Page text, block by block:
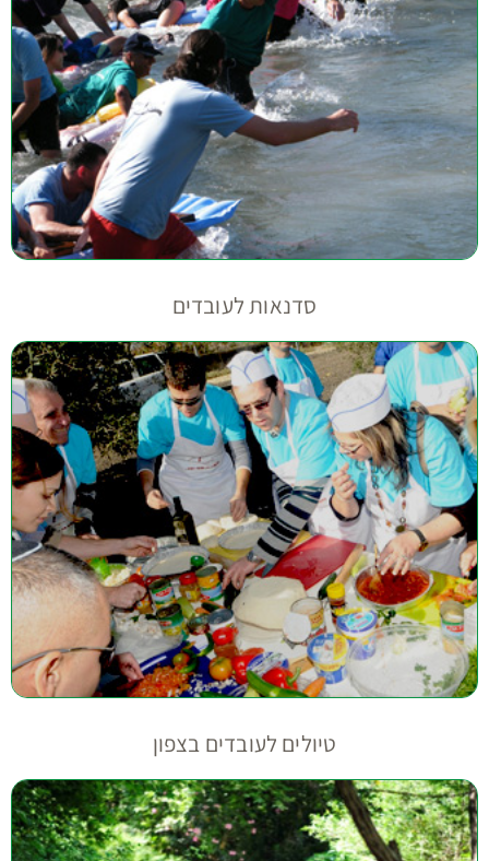
סדנאות לעובדים
טיולים לעובדים בצפון